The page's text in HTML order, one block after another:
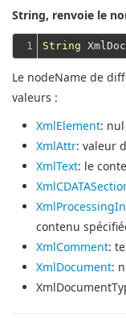
String, renvoie le
1 String
Le nodeName de
valeurs :
XmlElement: nul
XmlAttr: valeur
XmlText: le
contenu
XmlComment:
XmlDocument: